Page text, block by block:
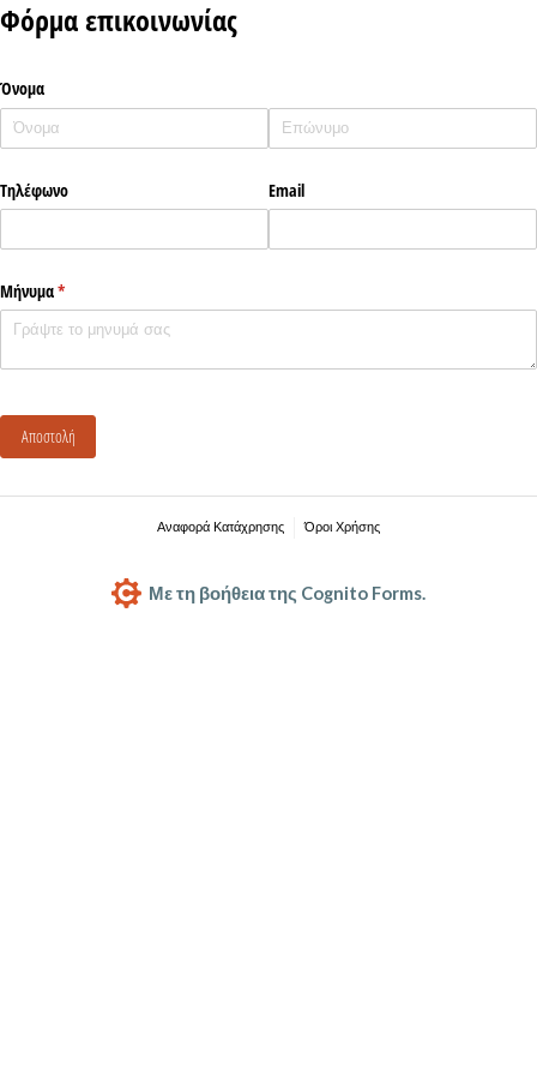
Φόρμα επικοινωνίας
Όνομα
Τηλέφωνο Email
Μήνυμα*
(υποχρεωτικό)
Αποστολή
Αναφορά Κατάχρησης Όροι Χρήσης
Με τη βοήθεια της Cognito Forms.